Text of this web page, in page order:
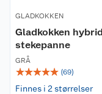
Xbox, Switch
Multiplatform
hvilken som
kabel eller med
GLADKOKKEN
Gladkokken hybrid
stekepanne
GRÅ
☆☆☆☆☆ (69)
Finnes i 2 størrelser